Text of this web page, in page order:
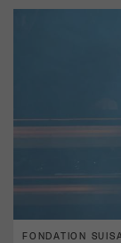
FONDATION